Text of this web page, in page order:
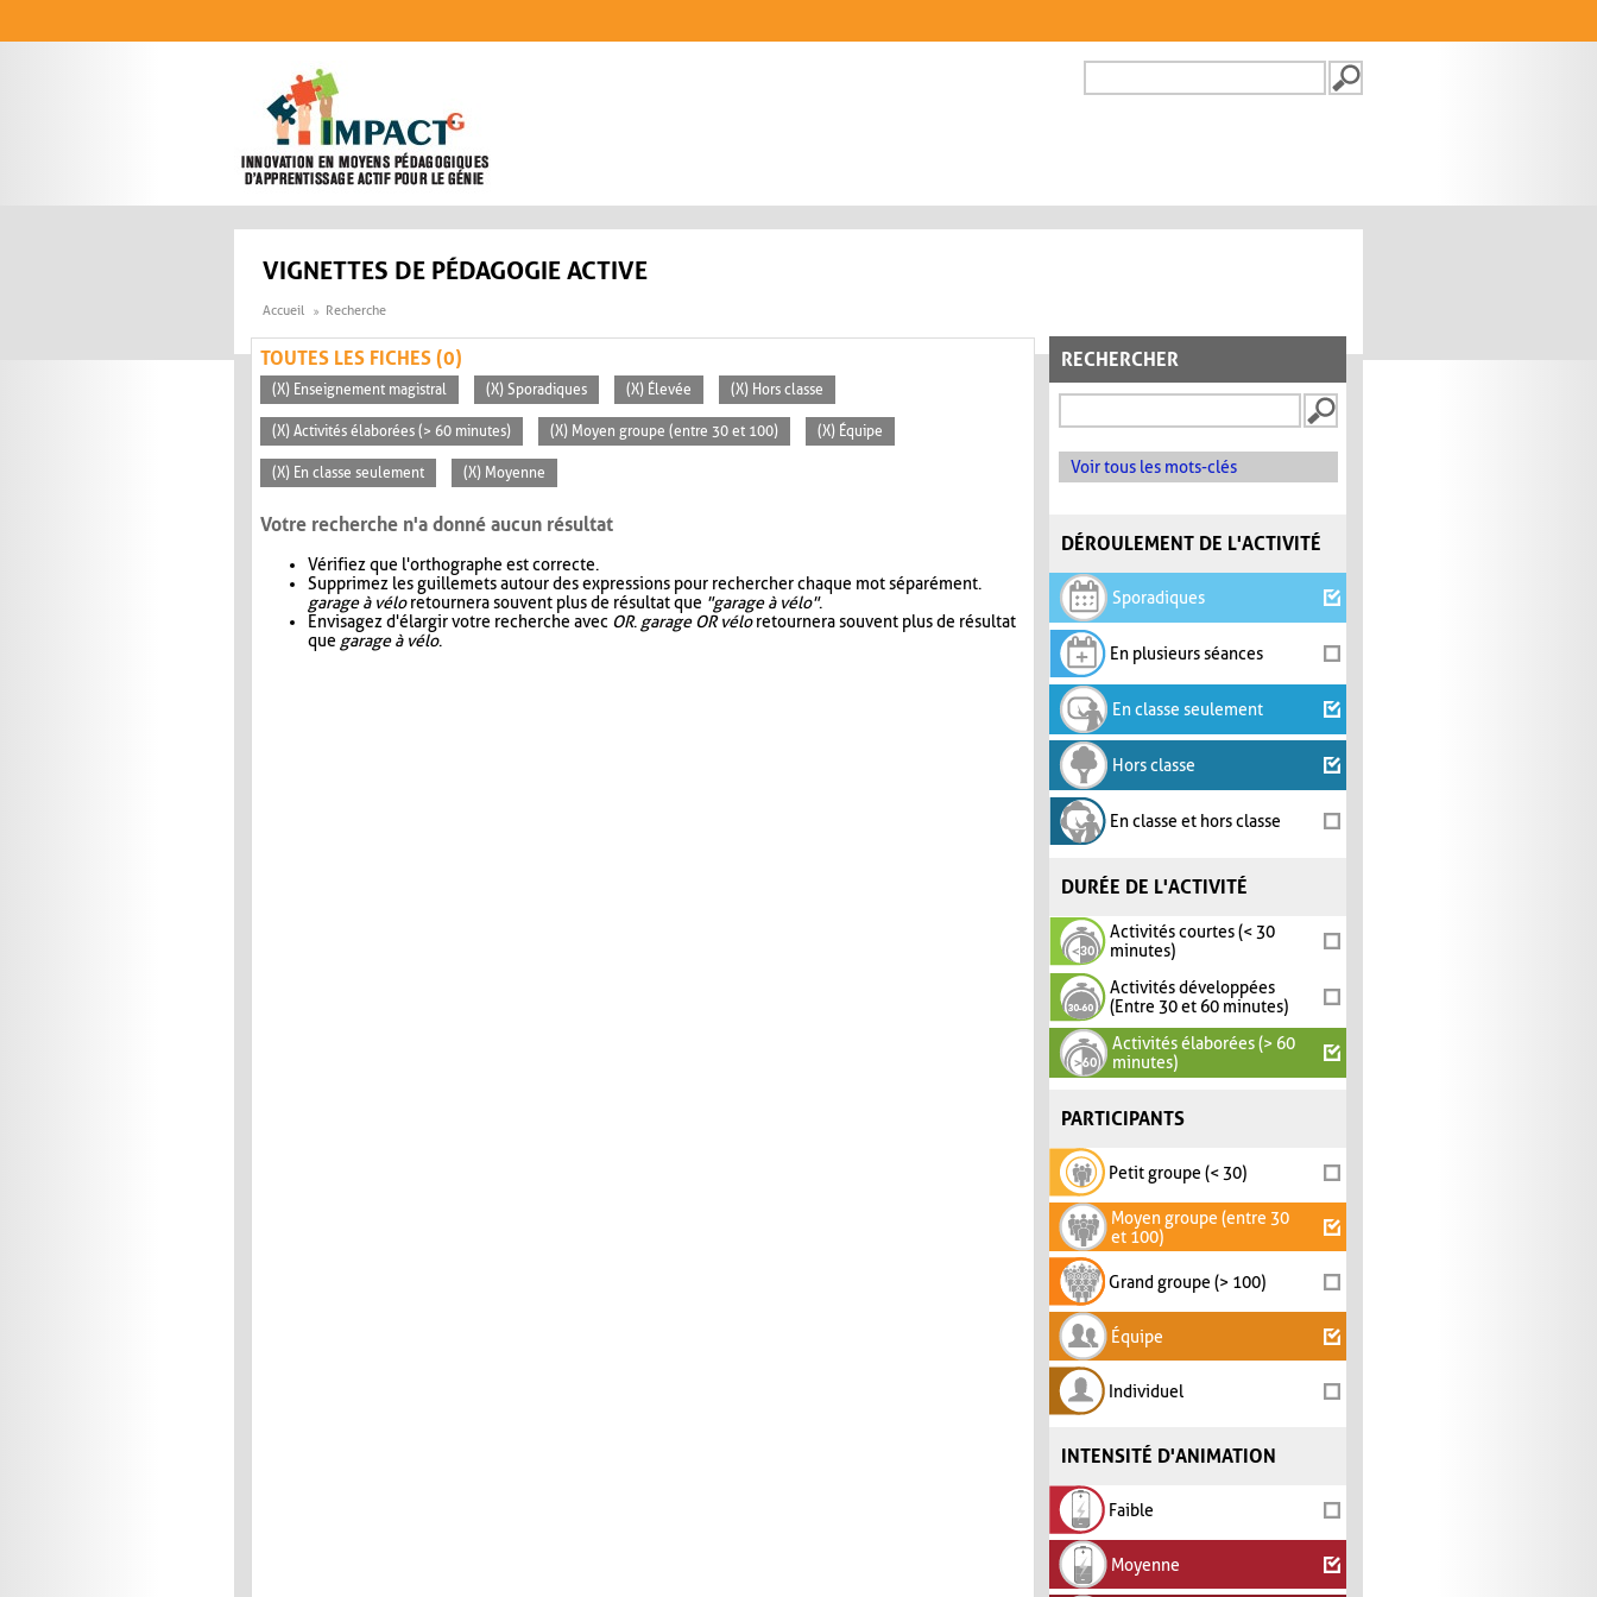
FORMULAIRE DE
VIGNETTES DE PÉDAGOGIE ACTIVE
Accueil Recherche
RECHERCHER
Voir tous les mots-clés
DÉROULEMENT DE L'ACTIVITÉ
Sporadiques
En plusieurs séances
En classe seulement
Hors classe
En classe et hors classe
DURÉE DE L'ACTIVITÉ
Activités courtes (< 30
minutes)
Activités développées
(Entre 30 et 60 minutes)
Activités élaborées (> 60
minutes)
PARTICIPANTS
Petit groupe (< 30)
Moyen groupe (entre 30
et 100)
Grand groupe (> 100)
Équipe
Individuel
INTENSITÉ D'ANIMATION
Faible
Moyenne
TOUTES LES FICHES (0)
(X) Enseignement magistral (X) Sporadiques (X) Élevée (X) Hors classe
(X) Activités élaborées (> 60 minutes) (X) Moyen groupe (entre 30 et 100) (X) Équipe
(X) En classe seulement (X) Moyenne
Votre recherche n'a donné aucun résultat
Vérifiez que l'orthographe est correcte.
Supprimez les guillemets autour des expressions pour rechercher chaque mot séparément.
garage à véloretournera souvent plus de résultat que "garage à vélo".
Envisagez d'élargir votre recherche avec OR. garage OR véloretournera souvent plus de résultat
que garage à vélo.